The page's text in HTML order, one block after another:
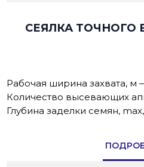
СЕЯЛКА ТОЧНОГО
Рабочая ширина захвата, м
Количество высевающих
Глубина заделки семян,